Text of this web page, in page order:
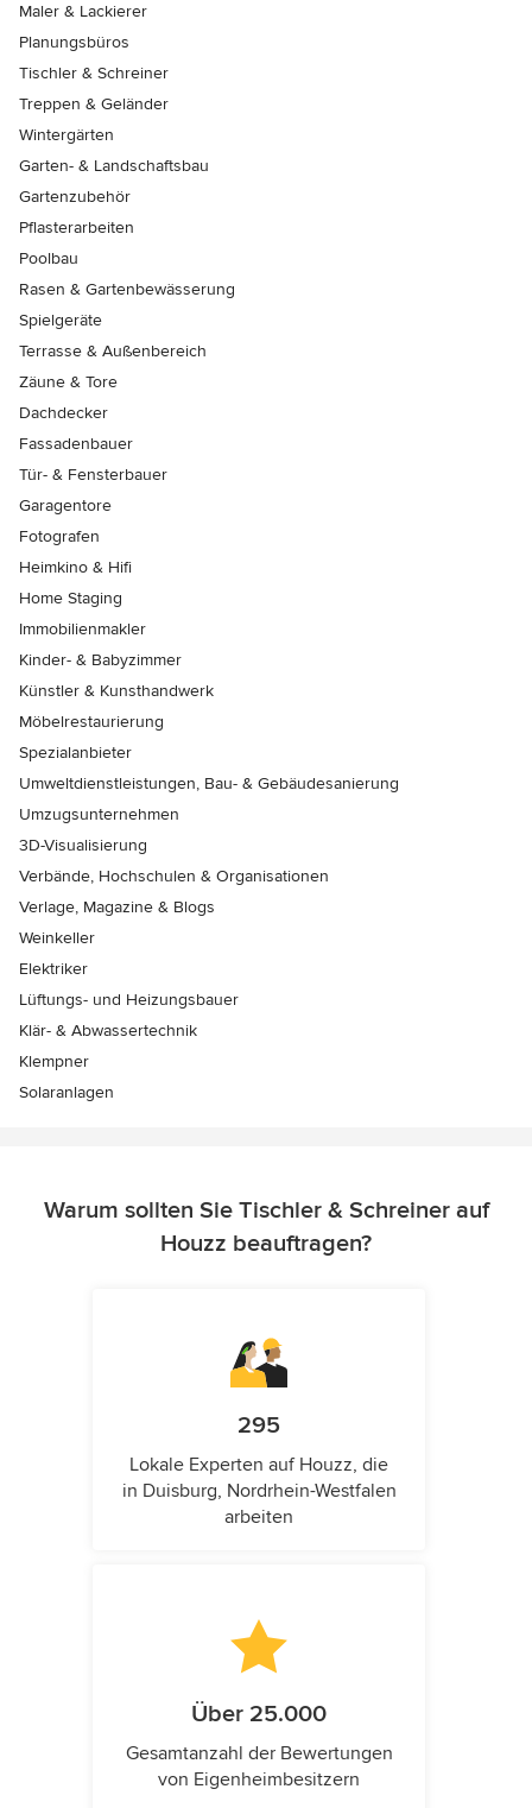
Maler & Lackierer
Planungsbüros
Tischler & Schreiner
Treppen & Geländer
Wintergärten
Garten- & Landschaftsbau
Gartenzubehör
Pflasterarbeiten
Poolbau
Rasen & Gartenbewässerung
Spielgeräte
Terrasse & Außenbereich
Zäune & Tore
Dachdecker
Fassadenbauer
Tür- & Fensterbauer
Garagentore
Fotografen
Heimkino & Hifi
Home Staging
Immobilienmakler
Kinder- & Babyzimmer
Künstler & Kunsthandwerk
Möbelrestaurierung
Spezialanbieter
Umweltdienstleistungen, Bau- & Gebäudesanierung
Umzugsunternehmen
3D-Visualisierung
Verbände, Hochschulen & Organisationen
Verlage, Magazine & Blogs
Weinkeller
Elektriker
Lüftungs- und Heizungsbauer
Klär- & Abwassertechnik
Klempner
Solaranlagen
Warum sollten Sie Tischler & Schreiner auf
Houzz beauftragen?
295
Lokale Experten auf Houzz, die
in Duisburg, Nordrhein-Westfalen
arbeiten
Über 25.000
Gesamtanzahl der Bewertungen
von Eigenheimbesitzern